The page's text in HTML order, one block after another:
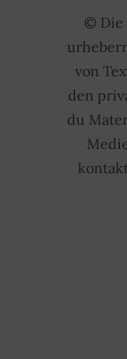
© Die
von
den
du